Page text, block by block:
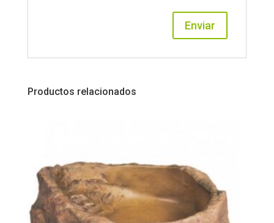
Productos relacionados